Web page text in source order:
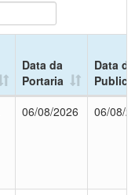
Data da
Portaria
Data de
06/08/2026 06/08/